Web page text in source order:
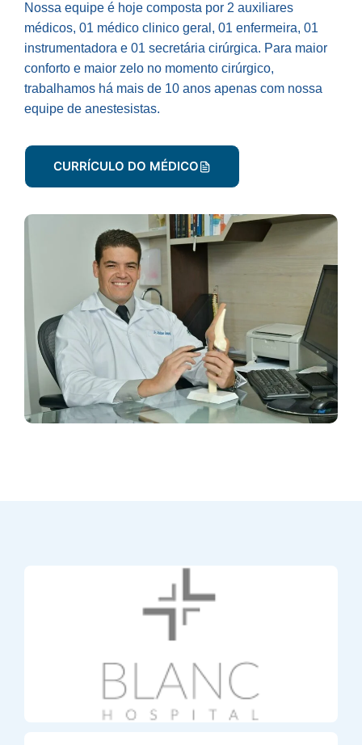
Nossa equipe é hoje composta por 2 auxiliares
médicos, 01 médico clinico geral, 01 enfermeira, 01
instrumentadora e 01 secretária cirúrgica. Para maior
conforto e maior zelo no momento cirúrgico,
trabalhamos há mais de 10 anos apenas com nossa
equipe de anestesistas.
CURRÍCULO DO MÉDICO